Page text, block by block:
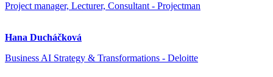
Project manager, Lecturer, Consultant - Projectman
Hana Ducháčková
Business AI Strategy & Transformations - Deloitte